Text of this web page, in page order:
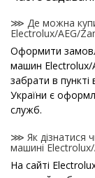
⋙ Де можна
Electrolux/AEG/
Оформити
машин Electrolux/
забрати в пункті
України є
служб.
⋙ Як дізнатися
машині
На сайті